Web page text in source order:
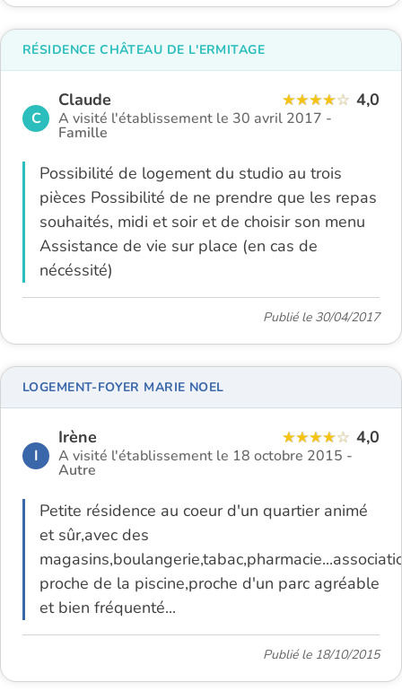
C
Claude 4,0
A visité l'établissement le 30 avril 2017 -
Famille
Possibilité de logement du studio au trois
pièces Possibilité de ne prendre que les repas
souhaités, midi et soir et de choisir son menu
Assistance de vie sur place (en cas de
nécéssité)
RÉSIDENCE CHÂTEAU DE L'ERMITAGE
Publié le 30/04/2017
I
Irène 4,0
A visité l'établissement le 18 octobre 2015 -
Autre
Petite résidence au coeur d'un quartier animé
et sûr,avec des
proche de la piscine,proche d'un parc agréable
et bien fréquenté...
LOGEMENT-FOYER MARIE NOEL
Publié le 18/10/2015